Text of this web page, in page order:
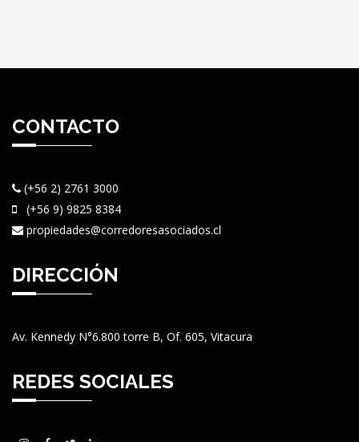
CONTACTO
(+56 2) 2761 3000
(+56 9) 9825 8384
propiedades@corredoresasociados.cl
DIRECCIÓN
Av. Kennedy N°6.800 torre B, Of. 605, Vitacura
REDES SOCIALES